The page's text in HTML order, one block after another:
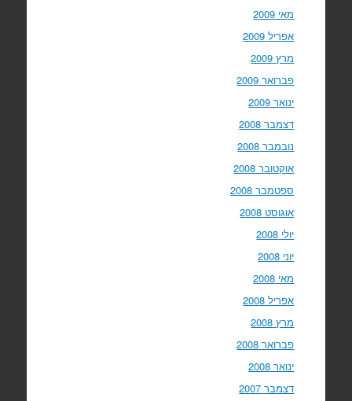
מאי 2009
אפריל 2009
מרץ 2009
פברואר 2009
ינואר 2009
דצמבר 2008
נובמבר 2008
אוקטובר 2008
ספטמבר 2008
אוגוסט 2008
יולי 2008
יוני 2008
מאי 2008
אפריל 2008
מרץ 2008
פברואר 2008
ינואר 2008
דצמבר 2007